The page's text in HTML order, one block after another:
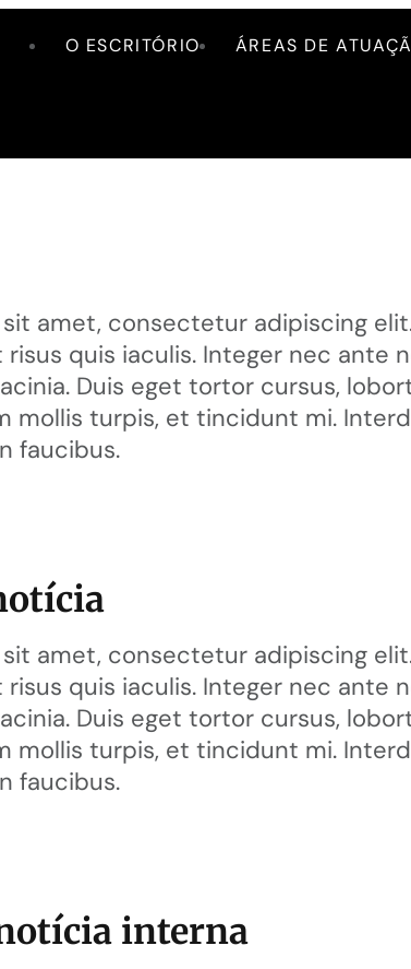
O ESCRITÓRIO ÁREAS DE
amet, consectetur adipiscing
quis iaculis. Integer nec ante
Duis eget tortor cursus,
mollis turpis, et tincidunt mi.
faucibus.
amet, consectetur adipiscing
quis iaculis. Integer nec ante
Duis eget tortor cursus,
mollis turpis, et tincidunt mi.
faucibus.
interna